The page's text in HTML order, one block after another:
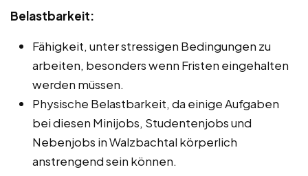
Belastbarkeit:
Fähigkeit, unter stressigen Bedingungen zu
arbeiten, besonders wenn Fristen eingehalten
werden müssen.
Physische Belastbarkeit, da einige Aufgaben
bei diesen Minijobs, Studentenjobs und
Nebenjobs in Walzbachtal körperlich
anstrengend sein können.